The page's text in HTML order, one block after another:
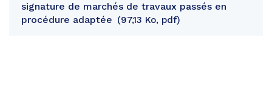
signature de marchés de travaux passés en
procédure adaptée
97,13 Ko, pdf